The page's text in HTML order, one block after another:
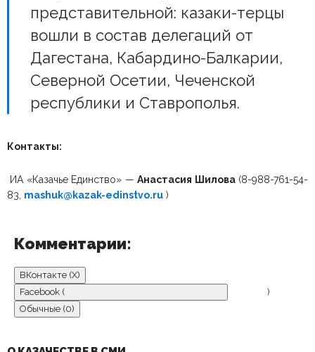
представительной: казаки-терцы
вошли в состав делегаций от
Дагестана, Кабардино-Балкарии,
Северной Осетии, Чеченской
республики и Ставрополья.
Контакты:
ИА «Казачье Единство» —Анастасия Шилова(8-988-761-54-
83, mashuk@kazak-edinstvo.ru )
Комментарии:
ВКонтакте (X)
Facebook (
)
Обычные (0)